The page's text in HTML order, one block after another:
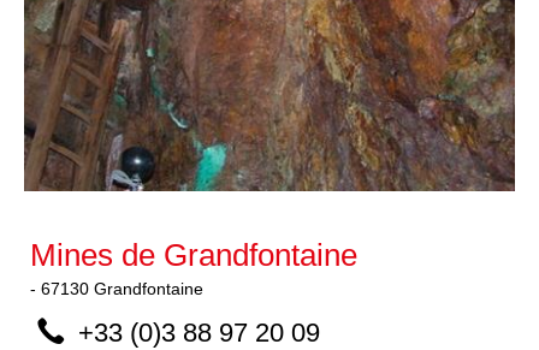
Mines de Grandfontaine
- 67130 Grandfontaine
+33 (0)3 88 97 20 09